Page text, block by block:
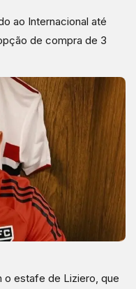
ao Internacional até
de compra de 3
o estafe de Liziero, que